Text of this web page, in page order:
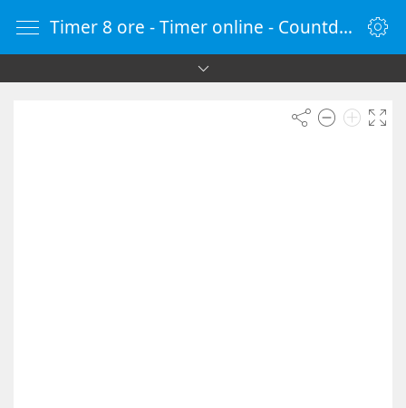
Timer 8 ore - Timer online - Countdown